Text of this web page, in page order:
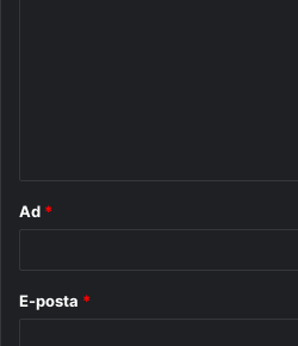
Ad *
E-posta *